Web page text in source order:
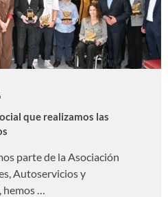
que realizamos las
parte de la Asociación
Autoservicios y
…